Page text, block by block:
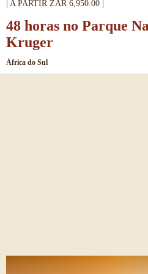
| A PARTIR ZAR 6,950.00 |
48 horas no Parque
Kruger
África do Sul